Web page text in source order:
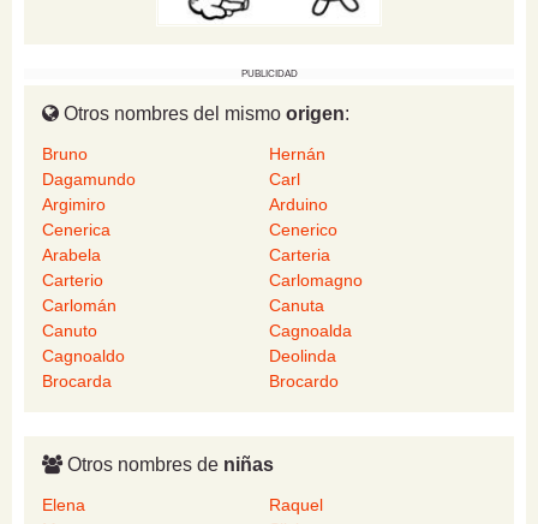
PUBLICIDAD
Otros nombres del mismo origen:
Bruno
Hernán
Dagamundo
Carl
Argimiro
Arduino
Cenerica
Cenerico
Arabela
Carteria
Carterio
Carlomagno
Carlomán
Canuta
Canuto
Cagnoalda
Cagnoaldo
Deolinda
Brocarda
Brocardo
Otros nombres de niñas
Elena
Raquel